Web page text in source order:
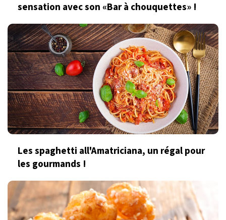
sensation avec son «Bar à chouquettes» !
Les spaghetti all'Amatriciana, un régal pour
les gourmands !